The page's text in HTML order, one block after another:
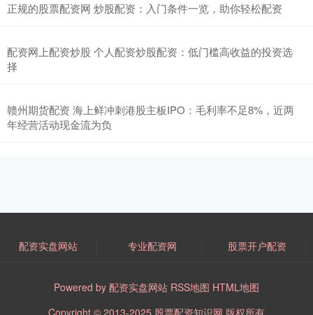
正规的股票配资网 炒股配资：入门条件一览，助你轻松配资
配资网上配资炒股 个人配资炒股配资：低门槛高收益的投资选
择
赣州期货配资 海上鲜冲刺港股主板IPO：毛利率不足8%，近两
年经营活动现金流为负
配资实盘网站 专业配资网 股票开户配资
Powered by 配资实盘网站 RSS地图 HTML地图